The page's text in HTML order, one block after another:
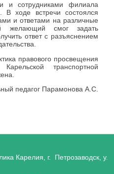
и сотрудниками филиала
ходе встречи состоялся
и ответами на различные
желающий смог задать
ответ с разъяснением
правового просвещения
транспортной
педагог Парамонова А.С.
Карелия, г. Петрозаводск,